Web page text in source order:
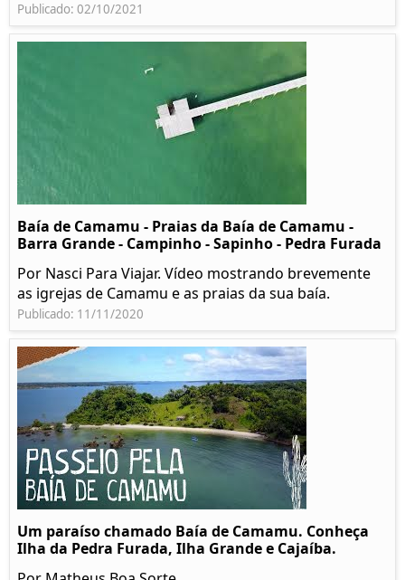
Publicado: 02/10/2021
Baía de Camamu - Praias da Baía de Camamu -
Barra Grande - Campinho - Sapinho - Pedra Furada
Por Nasci Para Viajar. Vídeo mostrando brevemente
as igrejas de Camamu e as praias da sua baía.
Publicado: 11/11/2020
Um paraíso chamado Baía de Camamu. Conheça
Ilha da Pedra Furada, Ilha Grande e Cajaíba.